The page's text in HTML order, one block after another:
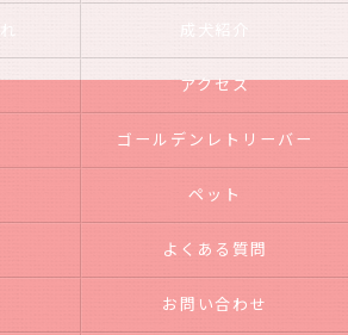
成犬紹介
アクセス
ゴールデンレトリーバー
ペット
よくある質問
お問い合わせ